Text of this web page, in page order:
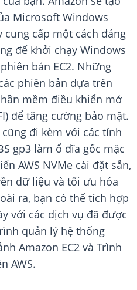
Microsoft Windows
cung cấp một cách đáng
để khởi chạy Windows
bản EC2. Những
phiên bản dựa trên
mềm điều khiển mở
để tăng cường bảo mật.
đi kèm với các tính
gp3 làm ổ đĩa gốc mặc
AWS NVMe cài đặt sẵn,
dữ liệu và tối ưu hóa
ra, bạn có thể tích hợp
với các dịch vụ đã được
quản lý hệ thống
Amazon EC2 và Trình
AWS.